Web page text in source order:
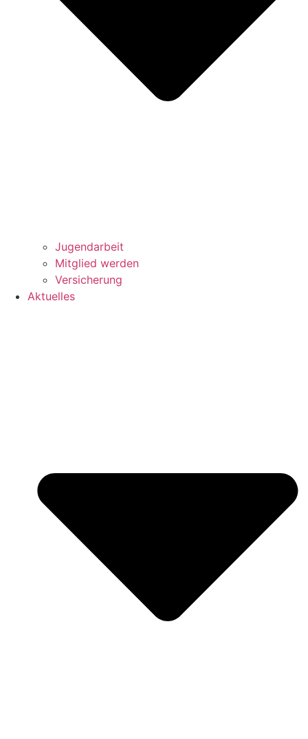
Jugendarbeit
Mitglied werden
Versicherung
Aktuelles